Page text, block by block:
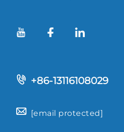
+86-13116108029
[email protected]